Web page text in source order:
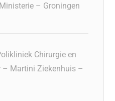
– Groningen
Chirurgie en
– Martini Ziekenhuis –